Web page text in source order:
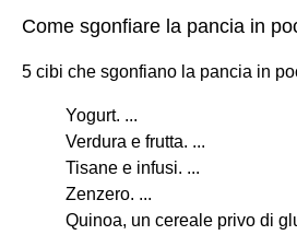
Come sgonfiare la pancia in
5 cibi che sgonfiano la pancia in
Yogurt. ...
Verdura e frutta. ...
Tisane e infusi. ...
Zenzero. ...
Quinoa, un cereale privo di